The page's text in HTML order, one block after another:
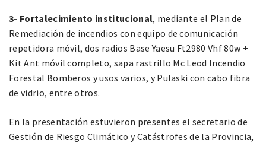
3- Fortalecimiento institucional, mediante el Plan de
Remediación de incendios con equipo de comunicación
repetidora móvil, dos radios Base Yaesu Ft2980 Vhf 80w +
Kit Ant móvil completo, sapa rastrillo Mc Leod Incendio
Forestal Bomberos y usos varios, y Pulaski con cabo fibra
de vidrio, entre otros.
En la presentación estuvieron presentes el secretario de
Gestión de Riesgo Climático y Catástrofes de la Provincia,